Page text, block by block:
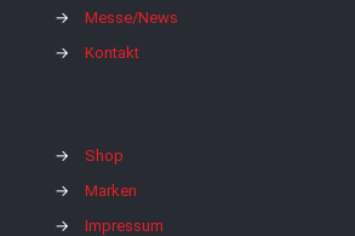
→
Messe/News
→
Kontakt
→
Shop
→
Marken
→
Impressum